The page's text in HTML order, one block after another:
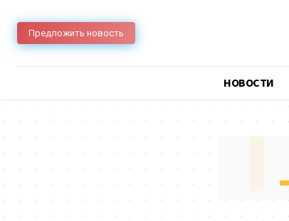
Предложить новость
НОВОСТИ